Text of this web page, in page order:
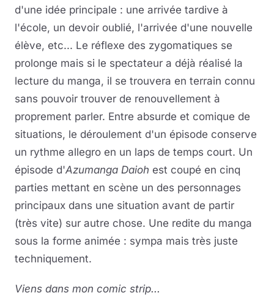
d'une idée principale : une arrivée tardive à
l'école, un devoir oublié, l'arrivée d'une nouvelle
élève, etc... Le réflexe des zygomatiques se
prolonge mais si le spectateur a déjà réalisé la
lecture du manga, il se trouvera en terrain connu
sans pouvoir trouver de renouvellement à
proprement parler. Entre absurde et comique de
situations, le déroulement d'un épisode conserve
un rythme allegro en un laps de temps court. Un
épisode d'Azumanga Daioh est coupé en cinq
parties mettant en scène un des personnages
principaux dans une situation avant de partir
(très vite) sur autre chose. Une redite du manga
sous la forme animée : sympa mais très juste
techniquement.
Viens dans mon comic strip...